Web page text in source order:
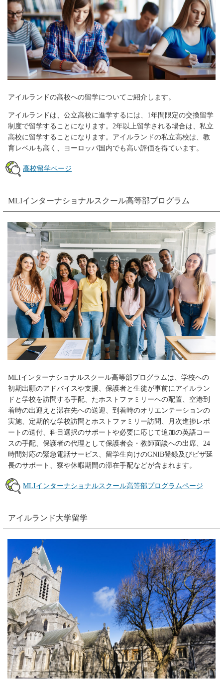
アイルランドの高校への留学についてご紹介します。
アイルランドは、公立高校に進学するには、1年間限定の交換留学
制度で留学することになります。2年以上留学される場合は、私立
高校に留学することになります。アイルランドの私立高校は、教
育レベルも高く、ヨーロッパ国内でも高い評価を得ています。
高校留学ページ
MLIインターナショナルスクール高等部プログラム
MLIインターナショナルスクール高等部プログラムは、学校への
初期出願のアドバイスや支援、保護者と生徒が事前にアイルラン
ドと学校を訪問する手配、たホストファミリーへの配置、空港到
着時の出迎えと滞在先への送迎、到着時のオリエンテーションの
実施、定期的な学校訪問とホストファミリー訪問、月次進捗レポ
ートの送付、科目選択のサポートや必要に応じて追加の英語コー
スの手配、保護者の代理として保護者会・教師面談への出席、24
時間対応の緊急電話サービス、留学生向けのGNIB登録及びビザ延
長のサポート、寮や休暇期間の滞在手配などが含まれます。
MLIインターナショナルスクール高等部プログラムページ
アイルランド大学留学